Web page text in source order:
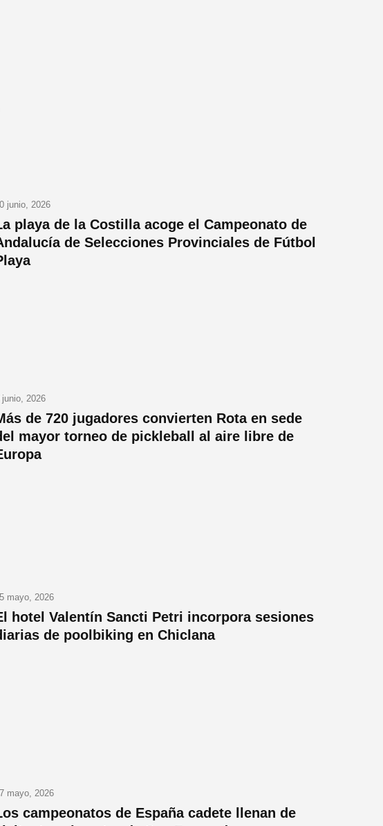
junio, 2026
playa de la Costilla acoge el Campeonato de
de Selecciones Provinciales de Fútbol
junio, 2026
de 720 jugadores convierten Rota en sede
mayor torneo de pickleball al aire libre de
mayo, 2026
hotel Valentín Sancti Petri incorpora sesiones
de poolbiking en Chiclana
mayo, 2026
campeonatos de España cadete llenan de